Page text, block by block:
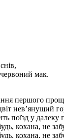
мак.
першого
нев’янущий
поїзд у далеку
кохана, не
кохана, не